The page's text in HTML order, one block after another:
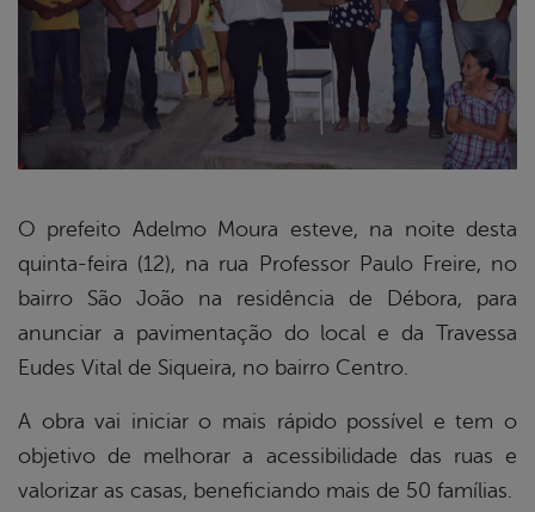
O prefeito Adelmo Moura esteve, na noite desta
quinta-feira (12), na rua Professor Paulo Freire, no
bairro São João na residência de Débora, para
anunciar a pavimentação do local e da Travessa
Eudes Vital de Siqueira, no bairro Centro.
A obra vai iniciar o mais rápido possível e tem o
objetivo de melhorar a acessibilidade das ruas e
valorizar as casas, beneficiando mais de 50 famílias.